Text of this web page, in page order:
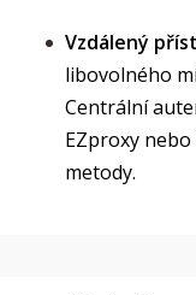
Vzdálený
libovolného
Centrální
EZproxy
metody.